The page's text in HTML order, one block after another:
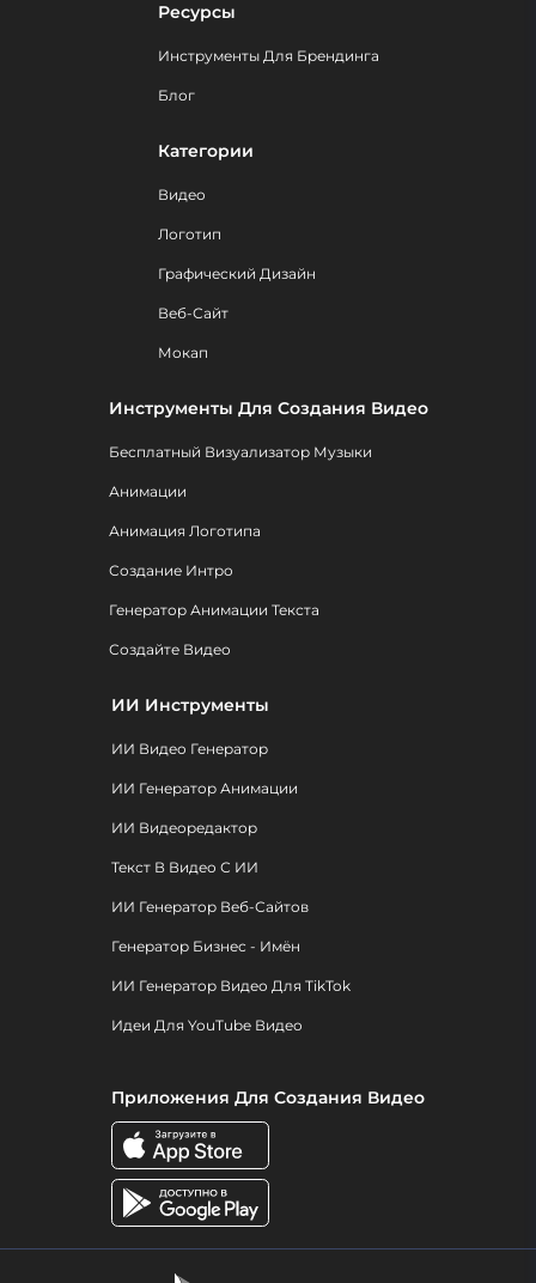
Ресурсы
Инструменты Для Брендинга
Блог
Категории
Видео
Логотип
Графический Дизайн
Веб-Сайт
Мокап
Инструменты Для Создания Видео
Бесплатный Визуализатор Музыки
Анимации
Анимация Логотипа
Создание Интро
Генератор Анимации Текста
Создайте Видео
ИИ Инструменты
ИИ Видео Генератор
ИИ Генератор Анимации
ИИ Видеоредактор
Текст В Видео С ИИ
ИИ Генератор Веб-Сайтов
Генератор Бизнес - Имён
ИИ Генератор Видео Для TikTok
Идеи Для YouTube Видео
Приложения Для Создания Видео